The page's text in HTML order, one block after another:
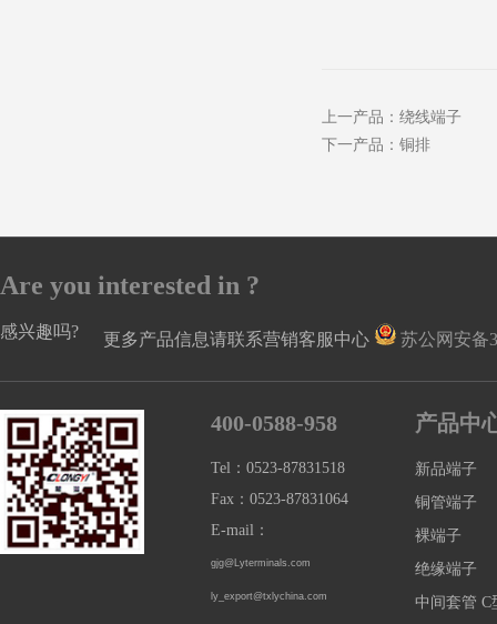
上一产品： 绕线端子
下一产品： 铜排
Are you interested in ?
感兴趣吗? 更多产品信息请联系营销客服中心 苏公网安备
400-0588-958
Tel：0523-87831518
Fax：0523-87831064
E-mail：
gjg@Lyterminals.com
ly_export@txlychina.com
产品中
新品端子
铜管端子
裸端子
绝缘端子
中间套管 C